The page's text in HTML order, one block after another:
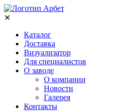
✕
Каталог
Доставка
Визуализатор
Для специалистов
О заводе
О компании
Новости
Галерея
Контакты